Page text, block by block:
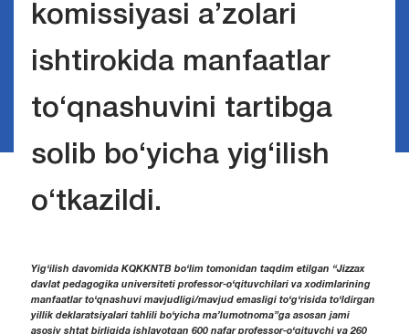
komissiyasi a’zolari
ishtirokida manfaatlar
to‘qnashuvini tartibga
solib bo‘yicha yig‘ilish
o‘tkazildi.
Yig‘ilish davomida KQKKNTB bo‘lim tomonidan taqdim etilgan “Jizzax
davlat pedagogika universiteti professor-o‘qituvchilari va xodimlarining
manfaatlar to‘qnashuvi mavjudligi/mavjud emasligi to‘g‘risida to‘ldirgan
yillik deklaratsiyalari tahlili bo‘yicha ma’lumotnoma”ga asosan jami
asosiy shtat birligida ishlayotgan 600 nafar professor-o‘qituvchi va 260